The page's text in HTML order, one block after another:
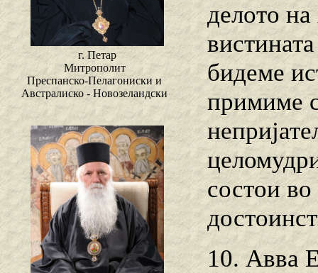
г. Петар
Митрополит
Преспанско-Пелагониски и
Австралиско - Новозеландски
делото
бидеме
примиме
состои
10. Авва